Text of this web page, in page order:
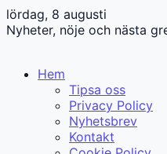
lördag, 8 augusti
Nyheter, nöje och nästa
Hem
Tipsa oss
Privacy Policy
Nyhetsbrev
Kontakt